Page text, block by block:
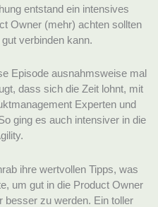
entstand ein intensives
Owner (mehr) achten sollten
verbinden kann.
Episode ausnahmsweise mal
dass sich die Zeit lohnt, mit
Experten und
ging es auch intensiver in die
ihre wertvollen Tipps, was
um gut in die Product Owner
besser zu werden. Ein toller